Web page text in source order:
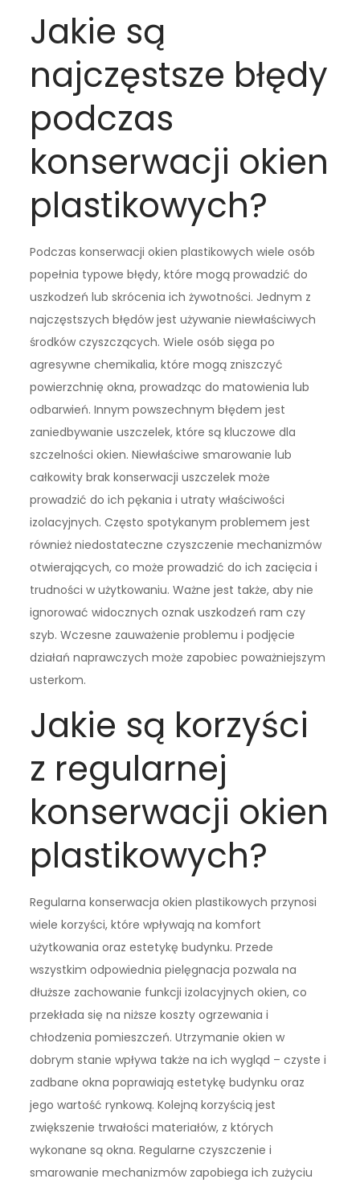
Jakie są
najczęstsze błędy
podczas
konserwacji okien
plastikowych?
Podczas konserwacji okien plastikowych wiele osób
popełnia typowe błędy, które mogą prowadzić do
uszkodzeń lub skrócenia ich żywotności. Jednym z
najczęstszych błędów jest używanie niewłaściwych
środków czyszczących. Wiele osób sięga po
agresywne chemikalia, które mogą zniszczyć
powierzchnię okna, prowadząc do matowienia lub
odbarwień. Innym powszechnym błędem jest
zaniedbywanie uszczelek, które są kluczowe dla
szczelności okien. Niewłaściwe smarowanie lub
całkowity brak konserwacji uszczelek może
prowadzić do ich pękania i utraty właściwości
izolacyjnych. Często spotykanym problemem jest
również niedostateczne czyszczenie mechanizmów
otwierających, co może prowadzić do ich zacięcia i
trudności w użytkowaniu. Ważne jest także, aby nie
ignorować widocznych oznak uszkodzeń ram czy
szyb. Wczesne zauważenie problemu i podjęcie
działań naprawczych może zapobiec poważniejszym
usterkom.
Jakie są korzyści
z regularnej
konserwacji okien
plastikowych?
Regularna konserwacja okien plastikowych przynosi
wiele korzyści, które wpływają na komfort
użytkowania oraz estetykę budynku. Przede
wszystkim odpowiednia pielęgnacja pozwala na
dłuższe zachowanie funkcji izolacyjnych okien, co
przekłada się na niższe koszty ogrzewania i
chłodzenia pomieszczeń. Utrzymanie okien w
dobrym stanie wpływa także na ich wygląd – czyste i
zadbane okna poprawiają estetykę budynku oraz
jego wartość rynkową. Kolejną korzyścią jest
zwiększenie trwałości materiałów, z których
wykonane są okna. Regularne czyszczenie i
smarowanie mechanizmów zapobiega ich zużyciu